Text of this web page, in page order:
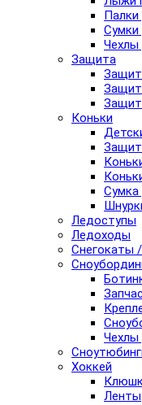
Сумки
Чехлы
Защита
Коньки
Сумка
Ледоступы
Ледоходы
Снегокаты
Чехлы
Хоккей
Ленты